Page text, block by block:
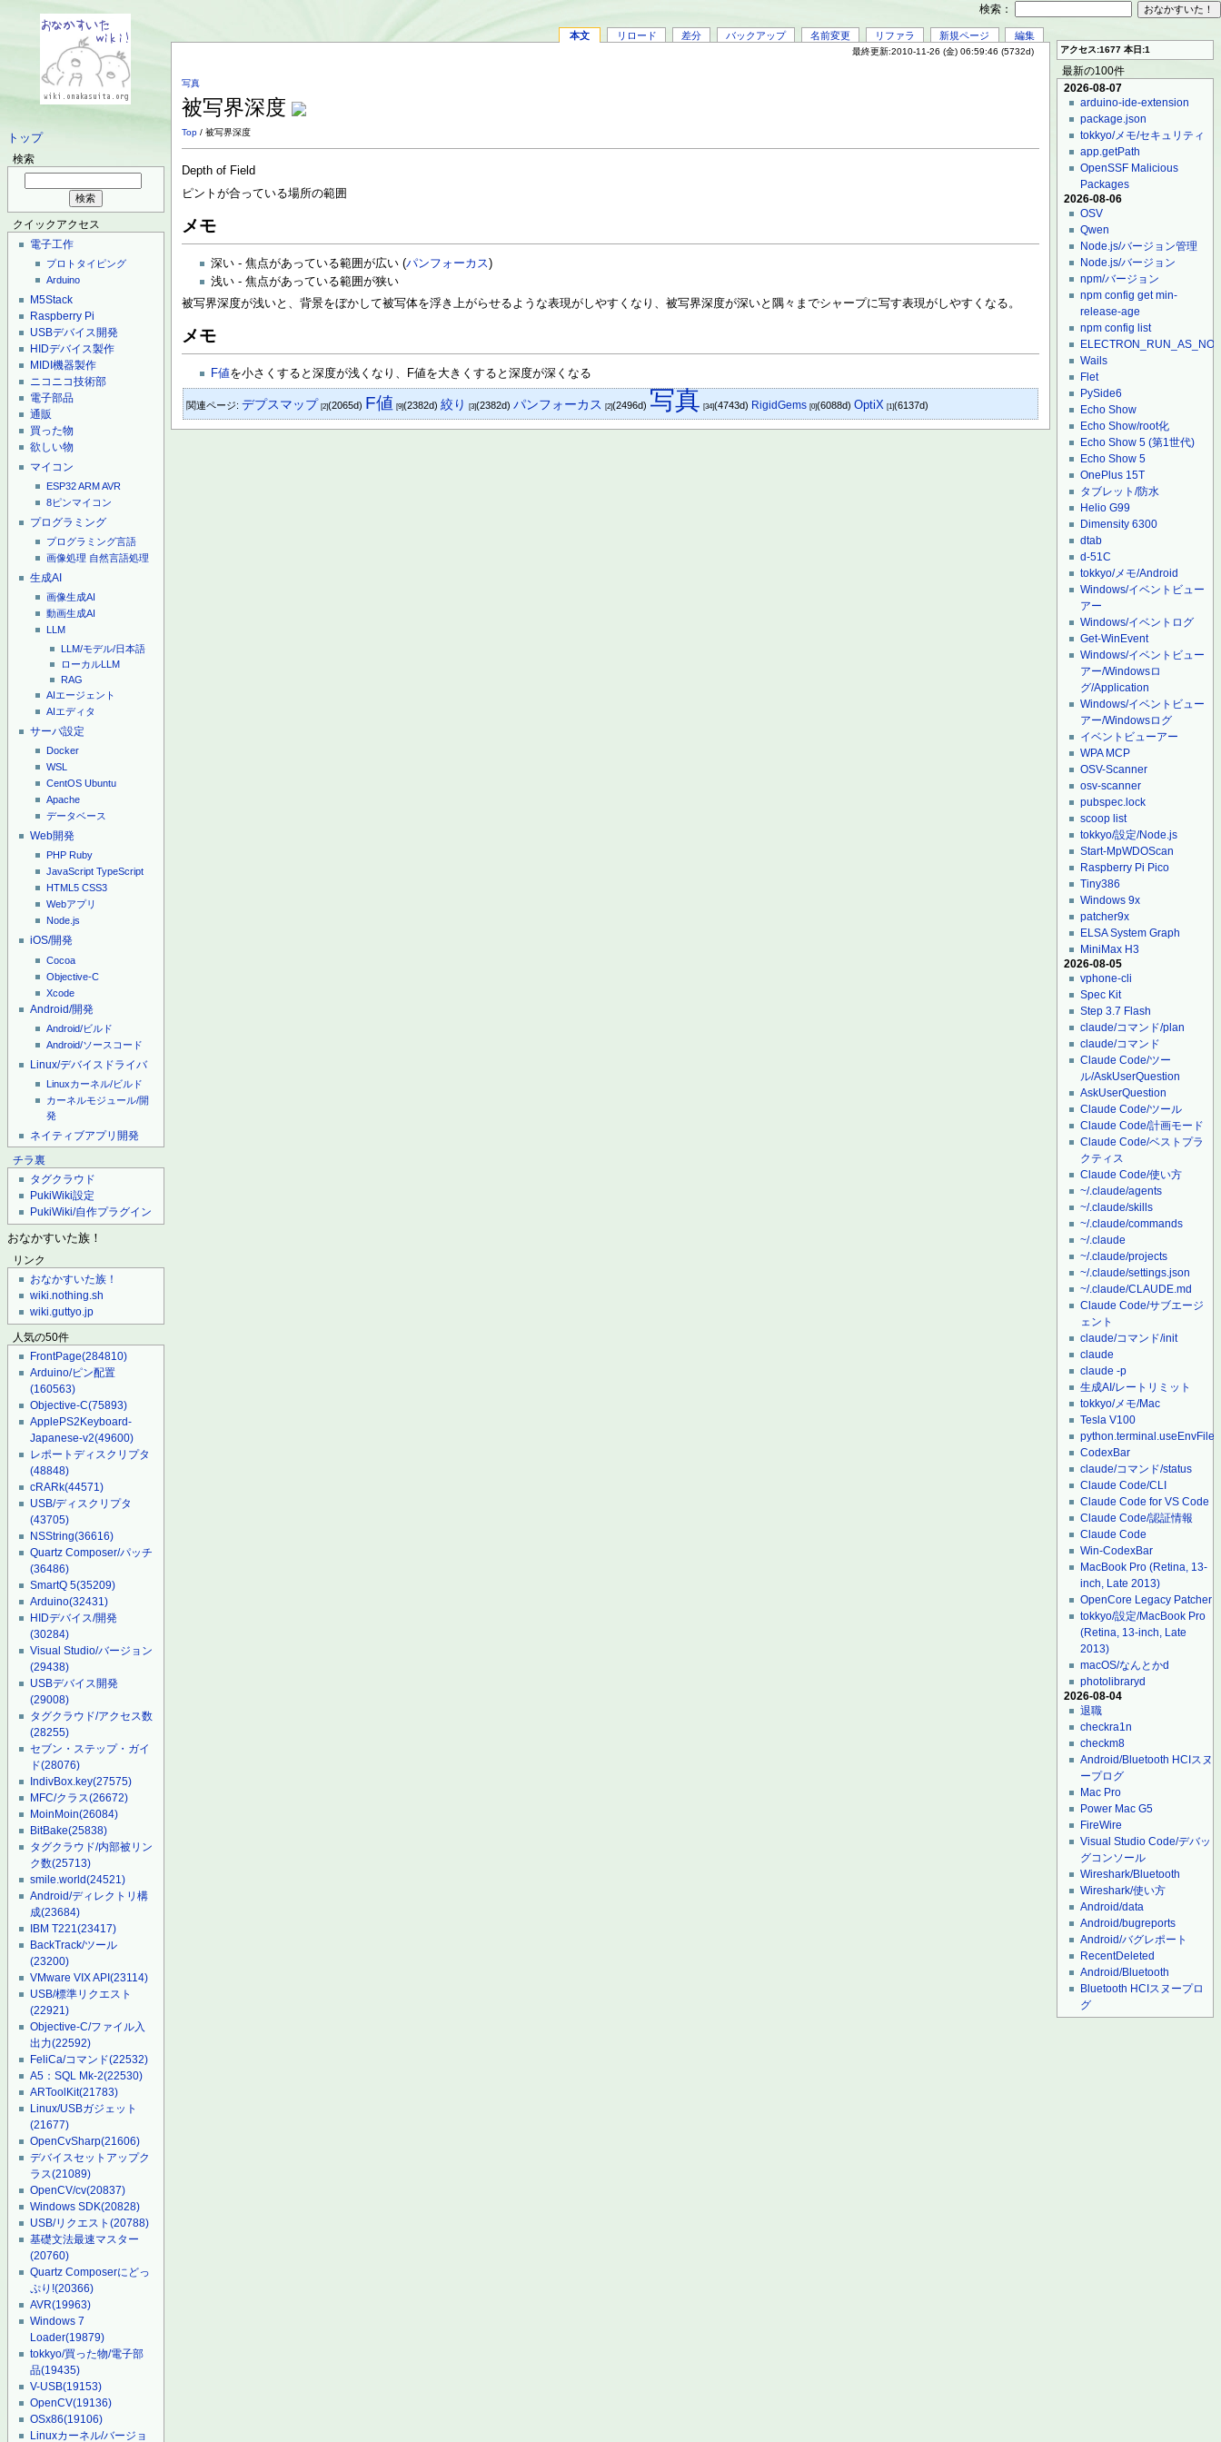
トップ
検索
クイックアクセス
電子工作
プロトタイピング
Arduino
M5Stack
Raspberry Pi
USBデバイス開発
HIDデバイス製作
MIDI機器製作
ニコニコ技術部
電子部品
通販
買った物
欲しい物
マイコン
ESP32ARMAVR
8ピンマイコン
プログラミング
プログラミング言語
画像処理 自然言語処理
生成AI
画像生成AI
動画生成AI
LLM
LLM/モデル/日本語
ローカルLLM
RAG
AIエージェント
AIエディタ
サーバ設定
Docker
WSL
CentOS Ubuntu
Apache
データベース
Web開発
PHP Ruby
JavaScript TypeScript
HTML5 CSS3
Webアプリ
Node.js
iOS/開発
Cocoa
Objective-C
Xcode
Android/開発
Android/ビルド
Android/ソースコード
Linux/デバイスドライバ
Linuxカーネル/ビルド
カーネルモジュール/開
発
ネイティブアプリ開発
チラ裏
タグクラウド
PukiWiki設定
PukiWiki/自作プラグイン
おなかすいた族！
リンク
おなかすいた族！
wiki.nothing.sh
wiki.guttyo.jp
人気の50件
FrontPage(284810)
Arduino/ピン配置
(160563)
Objective-C(75893)
ApplePS2Keyboard-
Japanese-v2(49600)
レポートディスクリプタ
(48848)
cRARk(44571)
USB/ディスクリプタ
(43705)
NSString(36616)
Quartz Composer/パッチ
(36486)
SmartQ 5(35209)
Arduino(32431)
HIDデバイス/開発
(30284)
Visual Studio/バージョン
(29438)
USBデバイス開発
(29008)
タグクラウド/アクセス数
(28255)
セブン・ステップ・ガイ
ド(28076)
IndivBox.key(27575)
MFC/クラス(26672)
MoinMoin(26084)
BitBake(25838)
タグクラウド/内部被リン
ク数(25713)
smile.world(24521)
Android/ディレクトリ構
成(23684)
IBM T221(23417)
BackTrack/ツール
(23200)
VMware VIX API(23114)
USB/標準リクエスト
(22921)
Objective-C/ファイル入
出力(22592)
FeliCa/コマンド(22532)
A5：SQL Mk-2(22530)
ARToolKit(21783)
Linux/USBガジェット
(21677)
OpenCvSharp(21606)
デバイスセットアップク
ラス(21089)
OpenCV/cv(20837)
Windows SDK(20828)
USB/リクエスト(20788)
基礎文法最速マスター
(20760)
Quartz Composerにどっ
ぷり!(20366)
AVR(19963)
Windows 7
Loader(19879)
tokkyo/買った物/電子部
品(19435)
V-USB(19153)
OpenCV(19136)
OSx86(19106)
Linuxカーネル/バージョ
本文 リロード 差分 バックアップ 名前変更 リファラ 新規ページ 編集
最終更新:2010-11-26 (金) 06:59:46 (5732d)
写真
被写界深度
Top / 被写界深度
Depth of Field
ピントが合っている場所の範囲
メモ
深い - 焦点があっている範囲が広い (パンフォーカス)
浅い - 焦点があっている範囲が狭い
被写界深度が浅いと、背景をぼかして被写体を浮き上がらせるような表現がしやすくなり、被写界深度が深いと隅々までシャープに写す表現がしやすくなる。
メモ
F値を小さくすると深度が浅くなり、F値を大きくすると深度が深くなる
関連ページ:デプスマップ [2](2065d) F値 [9](2382d)絞り [3](2382d)パンフォーカス [2](2496d) 写真 [34](4743d) RigidGems [0](6088d)OptiX [1](6137d)
アクセス:1677 本日:1
最新の100件
2026-08-07
arduino-ide-extension
package.json
tokkyo/メモ/セキュリティ
app.getPath
OpenSSF Malicious
Packages
2026-08-06
OSV
Qwen
Node.js/バージョン管理
Node.js/バージョン
npm/バージョン
npm config get min-
release-age
npm config list
Wails
Flet
PySide6
Echo Show
Echo Show/root化
Echo Show 5 (第1世代)
Echo Show 5
OnePlus 15T
タブレット/防水
Helio G99
Dimensity 6300
dtab
d-51C
tokkyo/メモ/Android
Windows/イベントビュー
アー
Windows/イベントログ
Get-WinEvent
Windows/イベントビュー
アー/Windowsロ
グ/Application
Windows/イベントビュー
アー/Windowsログ
イベントビューアー
WPA MCP
OSV-Scanner
osv-scanner
pubspec.lock
scoop list
tokkyo/設定/Node.js
Start-MpWDOScan
Raspberry Pi Pico
Tiny386
Windows 9x
patcher9x
ELSA System Graph
MiniMax H3
2026-08-05
vphone-cli
Spec Kit
Step 3.7 Flash
claude/コマンド/plan
claude/コマンド
Claude Code/ツー
ル/AskUserQuestion
AskUserQuestion
Claude Code/ツール
Claude Code/計画モード
Claude Code/ベストプラ
クティス
Claude Code/使い方
~/.claude/agents
~/.claude/skills
~/.claude/commands
~/.claude
~/.claude/projects
~/.claude/settings.json
~/.claude/CLAUDE.md
Claude Code/サブエージ
ェント
claude/コマンド/init
claude
claude -p
生成AI/レートリミット
tokkyo/メモ/Mac
Tesla V100
python.terminal.useEnvFile
CodexBar
claude/コマンド/status
Claude Code/CLI
Claude Code for VS Code
Claude Code/認証情報
Claude Code
Win-CodexBar
MacBook Pro (Retina, 13-
inch, Late 2013)
OpenCore Legacy Patcher
tokkyo/設定/MacBook Pro
(Retina, 13-inch, Late
2013)
macOS/なんとかd
photolibraryd
2026-08-04
退職
checkra1n
checkm8
Android/Bluetooth HCIスヌ
ープログ
Mac Pro
Power Mac G5
FireWire
Visual Studio Code/デバッ
グコンソール
Wireshark/Bluetooth
Wireshark/使い方
Android/data
Android/bugreports
Android/バグレポート
RecentDeleted
Android/Bluetooth
Bluetooth HCIスヌープロ
グ
検索：